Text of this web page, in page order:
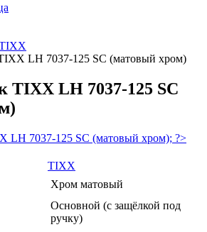
LH 7037-125 SC (матовый хром)
TIXX LH 7037-125 SC
TIXX
Хром матовый
Основной (с защёлкой под
ручку)